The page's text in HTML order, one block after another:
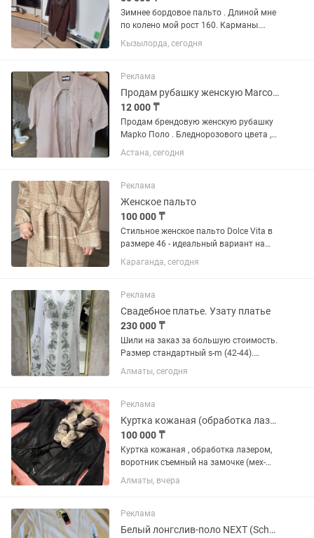
Зимнее бордовое пальто . Длиной мне
по колено мой рост 160. Карманы.
Воротник чернобурка. Съёмный.
Можно одевать без воротника с
межсезонье. Пальто нарядное. Очень
хорошо...
Кызылорда, сегодня
Реклама
Продам рубашку женскую Marco polo.
12 000 ₸
Продам брендовую женскую рубашку
Марkо Поло . Бледнорозового цвета ,
чистый , тончайший хлопок . Длина до
бёдер. Можно как рубашку и как
3/4, стойка...
Астана, сегодня
Реклама
Женское пальто
100 000 ₸
Стильное женское пальто Dolce Vita в
размере 46 - идеальный вариант на
осень и весну. • Состав: 70% чистая
шерсть, 20% альпака, 10% вискоза •
• Красивый...
Караганда, сегодня
Реклама
Свадебное платье. Узату платье
230 000 ₸
Шили на заказ за большую стоимость.
Размер стандартный s-m (42-44).
Камни сваровского. Блестят очень
ярко. На фотографиях и в жизни
берите не пожалеете. Судьба...
Алматы, сегодня
Реклама
Куртка кожаная (обработка лазером ) воротник съемный на замочке (бобер)
100 000 ₸
Куртка кожаная , обработка лазером,
воротник съемный на замочке (мех-
бобер) , состояние б/у , но в хорошем
состоянии , требует химчистки!
Алматы, вчера
Реклама
Белый лонгслив-поло NEXT (School)